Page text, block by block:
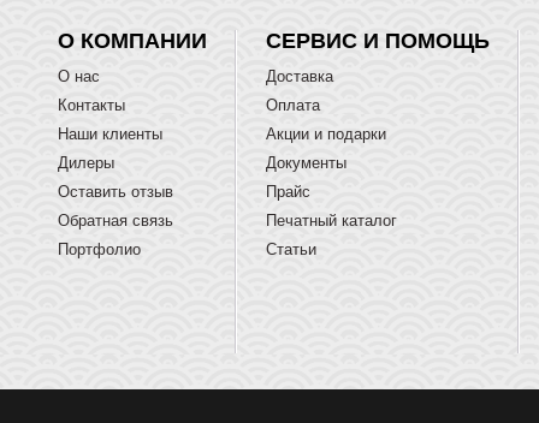
О КОМПАНИИ
О нас
Контакты
Наши клиенты
Дилеры
Оставить отзыв
Обратная связь
Портфолио
СЕРВИС И ПОМОЩЬ
Доставка
Оплата
Акции и подарки
Документы
Прайс
Печатный каталог
Статьи